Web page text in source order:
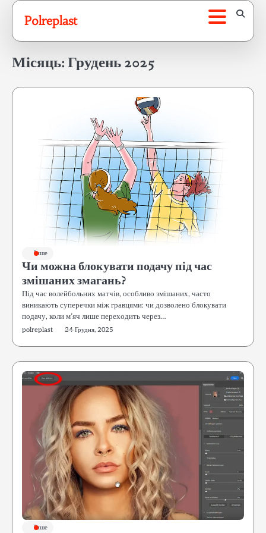
Перейти
вмісту
Polreplast
Місяць:Грудень 2025
Інше
Чи можна блокувати подачу під час
змішаних змагань?
Під час волейбольних матчів, особливо змішаних, часто
виникають суперечки між гравцями: чи дозволено блокувати
подачу, коли м’яч лише переходить через…
polreplast 24 Грудня, 2025
Інше